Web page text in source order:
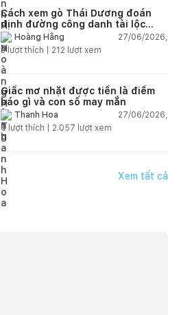
Cách xem gò Thái Dương đoán
định đường công danh tài lộc
theo nhân tướng học
Hoàng Hằng
27/06/2026,
3lượt thích | 212 lượt xem
Giấc mơ nhặt được tiền là điềm
báo gì và con số may mắn
Thanh Hoa
27/06/2026,
6 lượt thích | 2.057 lượt xem
Xem tất cả